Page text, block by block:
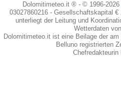
Dolomitimeteo.it ® - © 1996-2026
03027860216 - Gesellschaftskapital
unterliegt der Leitung und
Wetterdaten
Dolomitimeteo.it ist eine Beilage der
Belluno registrierten
Chefredakteurin